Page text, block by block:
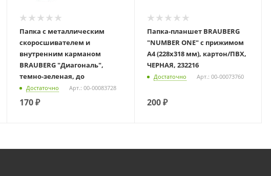
Папка с металлическим
скоросшивателем и
внутренним карманом
BRAUBERG "Диагональ",
темно-зеленая, до
Достаточно Арт.: 00-00083728
170₽
Папка-планшет BRAUBERG
"NUMBER ONE" с прижимом
А4 (228х318 мм), картон/ПВХ,
ЧЕРНАЯ, 232216
Достаточно Арт.: 00-00073760
200₽